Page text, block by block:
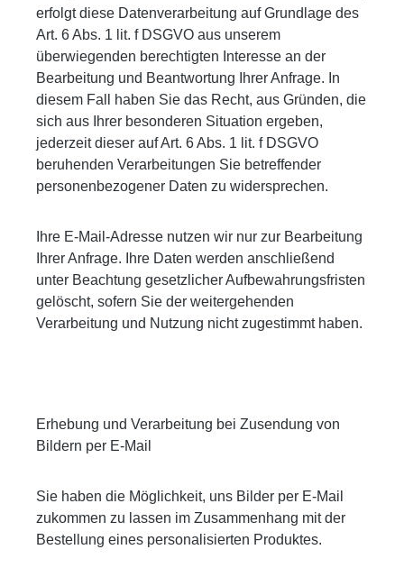
erfolgt diese Datenverarbeitung auf Grundlage des
Art. 6 Abs. 1 lit. f DSGVO aus unserem
überwiegenden berechtigten Interesse an der
Bearbeitung und Beantwortung Ihrer Anfrage. In
diesem Fall haben Sie das Recht, aus Gründen, die
sich aus Ihrer besonderen Situation ergeben,
jederzeit dieser auf Art. 6 Abs. 1 lit. f DSGVO
beruhenden Verarbeitungen Sie betreffender
personenbezogener Daten zu widersprechen.
Ihre E-Mail-Adresse nutzen wir nur zur Bearbeitung
Ihrer Anfrage. Ihre Daten werden anschließend
unter Beachtung gesetzlicher Aufbewahrungsfristen
gelöscht, sofern Sie der weitergehenden
Verarbeitung und Nutzung nicht zugestimmt haben.
Erhebung und Verarbeitung bei Zusendung von
Bildern per E-Mail
Sie haben die Möglichkeit, uns Bilder per E-Mail
zukommen zu lassen im Zusammenhang mit der
Bestellung eines personalisierten Produktes.